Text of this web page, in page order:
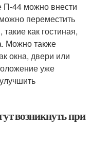
П-44 можно внести
переместить
как гостиная,
Можно также
окна, двери или
уже
возникнуть при